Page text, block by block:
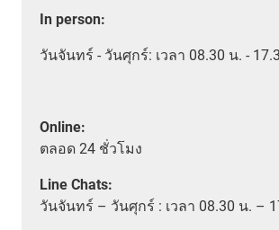
In person:
วันจันทร์ - วันศุกร์: เวลา 08.30 น. -
Online:
ตลอด 24 ชั่วโมง
Line Chats:
วันจันทร์ – วันศุกร์ : เวลา 08.30 น. –